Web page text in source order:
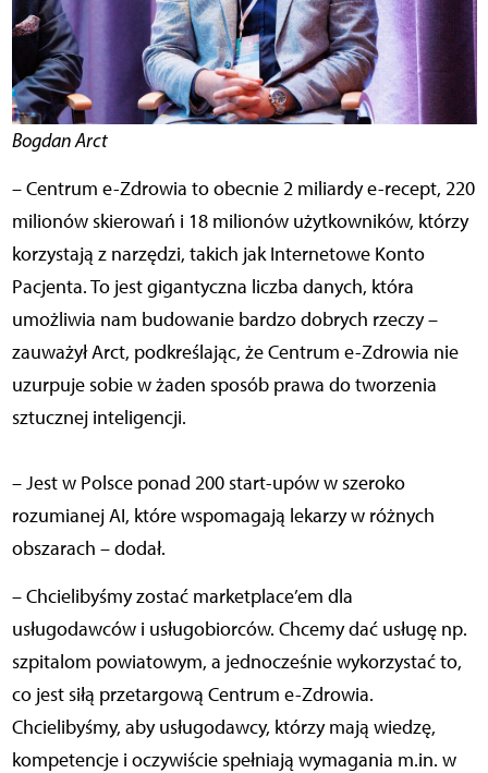
Bogdan Arct
– Centrum e-Zdrowia to obecnie 2 miliardy e-recept, 220
milionów skierowań i 18 milionów użytkowników, którzy
korzystają z narzędzi, takich jak Internetowe Konto
Pacjenta. To jest gigantyczna liczba danych, która
umożliwia nam budowanie bardzo dobrych rzeczy –
zauważył Arct, podkreślając, żeCentrum e-Zdrowia nie
uzurpuje sobie w żaden sposób prawa do tworzenia
sztucznej inteligencji.
– Jest w Polsce ponad 200 start-upów w szeroko
rozumianej AI, które wspomagają lekarzy w różnych
obszarach – dodał.
– Chcielibyśmy zostać marketplace’em dla
usługodawców i usługobiorców. Chcemy dać usługę np.
szpitalom powiatowym, a jednocześnie wykorzystać to,
co jest siłą przetargową Centrum e-Zdrowia.
Chcielibyśmy, aby usługodawcy, którzy mają wiedzę,
kompetencje i oczywiście spełniają wymagania m.in. w